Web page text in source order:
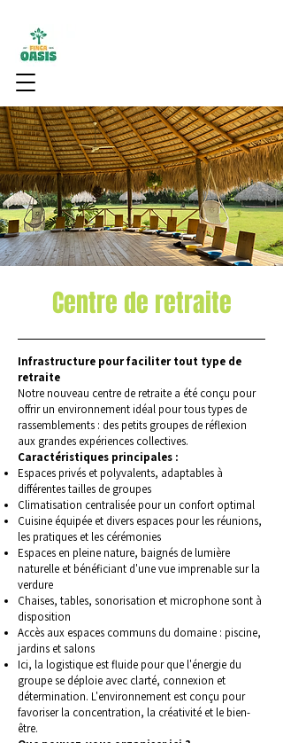
Centre de retraite
Infrastructure pour faciliter tout type de
retraite
Notre nouveau centre de retraite a été conçu pour
offrir un environnement idéal pour tous types de
rassemblements : des petits groupes de réflexion
aux grandes expériences collectives.
Caractéristiques principales :
Espaces privés et polyvalents, adaptables à
différentes tailles de groupes
Climatisation centralisée pour un confort optimal
Cuisine équipée et divers espaces pour les réunions,
les pratiques et les cérémonies
Espaces en pleine nature, baignés de lumière
naturelle et bénéficiant d'une vue imprenable sur la
verdure
Chaises, tables, sonorisation et microphone sont à
disposition
Accès aux espaces communs du domaine : piscine,
jardins et salons
Ici, la logistique est fluide pour que l'énergie du
groupe se déploie avec clarté, connexion et
détermination. L'environnement est conçu pour
favoriser la concentration, la créativité et le bien-
être.